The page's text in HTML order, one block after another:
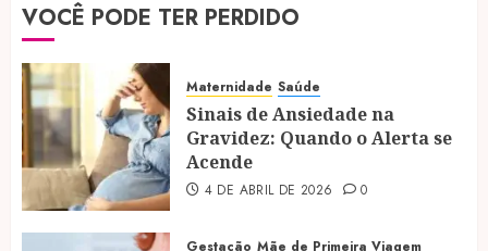
VOCÊ PODE TER PERDIDO
Maternidade Saúde
Sinais de Ansiedade na
Gravidez: Quando o Alerta se
Acende
4 DE ABRIL DE 2026 0
Gestação Mãe de Primeira Viagem